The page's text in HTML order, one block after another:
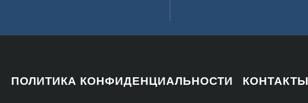
ПОЛИТИКА КОНФИДЕНЦИАЛЬНОСТИ КОНТАКТЫ